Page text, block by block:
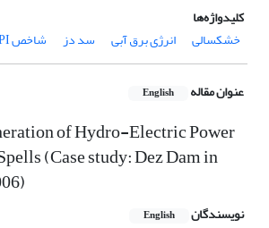
کلیدواژه‌ها
خشکسالی
انرژی برق آبی سد دز شاخص SPI
عنوان مقاله English
of Hydro-Electric Power
(Case study: Dez Dam in
نویسندگان English